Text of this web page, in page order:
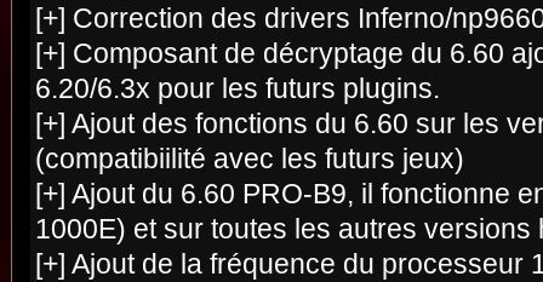
[+] Correction des drivers Inferno/
[+] Composant de décryptage du 6.60
6.20/6.3x pour les futurs plugins.
[+] Ajout des fonctions du 6.60 sur les
(compatibiilité avec les futurs jeux)
[+] Ajout du 6.60 PRO-B9, il fonctionne
1000E) et sur toutes les autres versions
[+] Ajout de la fréquence du processeur